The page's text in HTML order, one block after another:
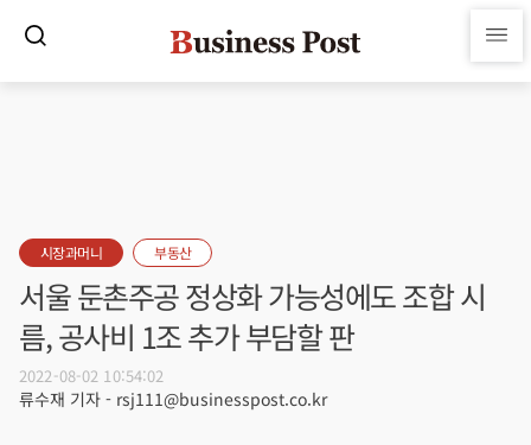
시장과머니 부동산
서울 둔촌주공 정상화 가능성에도 조합 시
름, 공사비 1조 추가 부담할 판
2022-08-02 10:54:02
류수재 기자 - rsj111@businesspost.co.kr